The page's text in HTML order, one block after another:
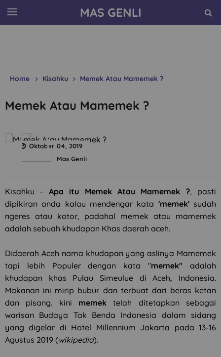
MAS GENLI
Home Kisahku Memek Atau Mamemek ?
Memek Atau Mamemek ?
Mas Genli
Oktober 04, 2019
Kisahku - Apa itu Memek Atau Mamemek ?, pasti
dipikiran anda kalau mendengar kata 'memek'sudah
ngeres atau kotor, padahal memek atau mamemek
adalah sebuah khudapan Khas daerah aceh.
Didaerah Aceh nama khudapan yang aslinya Mamemek
tapi lebih Populer dengan kata "memek"adalah
khudapan khas Pulau Simeulue di Aceh, Indonesia.
Makanan ini mirip bubur dan terbuat dari beras ketan
dan pisang. kini memektelah ditetapkan sebagai
warisan Budaya Tak Benda Indonesia dalam sidang
yang digelar di Hotel Millennium Jakarta pada 13-16
Agustus 2019 (wikipedia).